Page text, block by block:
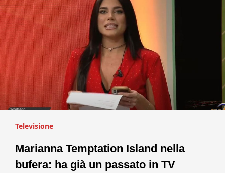
Televisione
Marianna Temptation Island nella
bufera: ha già un passato in TV